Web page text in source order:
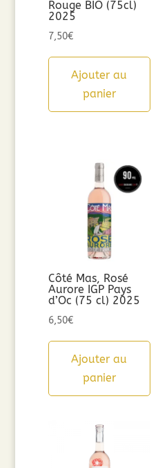
Rouge BIO (75cl)
2025
7,50€
Ajouter au
panier
Côté Mas, Rosé
Aurore IGP Pays
d’Oc (75 cl) 2025
6,50€
Ajouter au
panier